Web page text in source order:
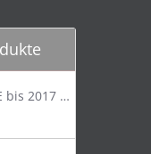
Mazda CX-5 KE bis 2017 Trittschutzleiste Edelstahl original